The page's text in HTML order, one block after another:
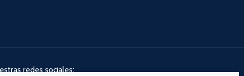
redes sociales: